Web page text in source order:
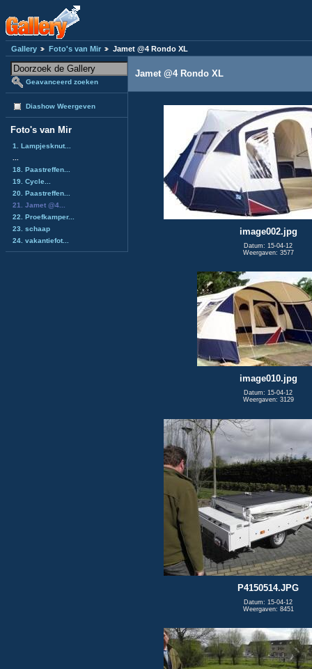
Gallery Foto's van Mir Jamet @4 Rondo XL
Geavanceerd zoeken
Diashow Weergeven
Foto's van Mir
1. Lampjesknut...
18. Paastreffen...
19. Cycle...
20. Paastreffen...
21. Jamet @4...
22. Proefkamper...
23. schaap
24. vakantiefot...
Jamet @4 Rondo XL
image002.jpg
Datum: 15-04-12
Weergaven: 3577
image010.jpg
Datum: 15-04-12
Weergaven: 3129
P4150514.JPG
Datum: 15-04-12
Weergaven: 8451